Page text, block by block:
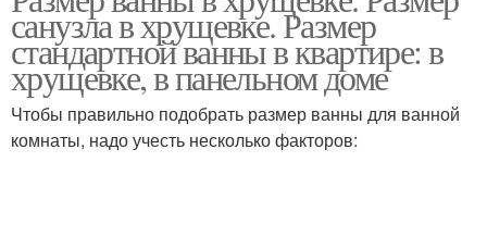
Санузел со стиральной
машиной
Ремонт для
совмещенного санузла
санузла в хрущевке. Размер
стандартной ванны в квартире: в
хрущевке, в панельном доме
Чтобы правильно подобрать размер ванны для ванной
комнаты, надо учесть несколько факторов: